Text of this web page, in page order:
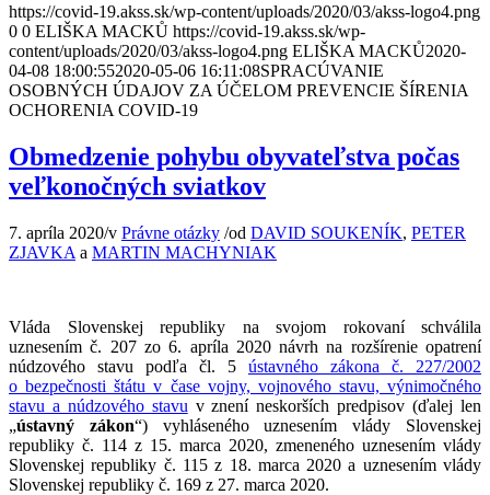
https://covid-19.akss.sk/wp-content/uploads/2020/03/akss-logo4.png
0 0 ELIŠKA MACKŮ https://covid-19.akss.sk/wp-
content/uploads/2020/03/akss-logo4.png ELIŠKA MACKŮ2020-
04-08 18:00:552020-05-06 16:11:08SPRACÚVANIE
OSOBNÝCH ÚDAJOV ZA ÚČELOM PREVENCIE ŠÍRENIA
OCHORENIA COVID-19
Obmedzenie pohybu obyvateľstva počas
veľkonočných sviatkov
7. apríla 2020/v Právne otázky /od DAVID SOUKENÍK, PETER
ZJAVKA a MARTIN MACHYNIAK
Vláda Slovenskej republiky na svojom rokovaní schválila
uznesením č. 207 zo 6. apríla 2020 návrh na rozšírenie opatrení
núdzového stavu podľa čl. 5 ústavného zákona č. 227/2002
o bezpečnosti štátu v čase vojny, vojnového stavu, výnimočného
stavu a núdzového stavu v znení neskorších predpisov (ďalej len
„ústavný zákon“) vyhláseného uznesením vlády Slovenskej
republiky č. 114 z 15. marca 2020, zmeneného uznesením vlády
Slovenskej republiky č. 115 z 18. marca 2020 a uznesením vlády
Slovenskej republiky č. 169 z 27. marca 2020.